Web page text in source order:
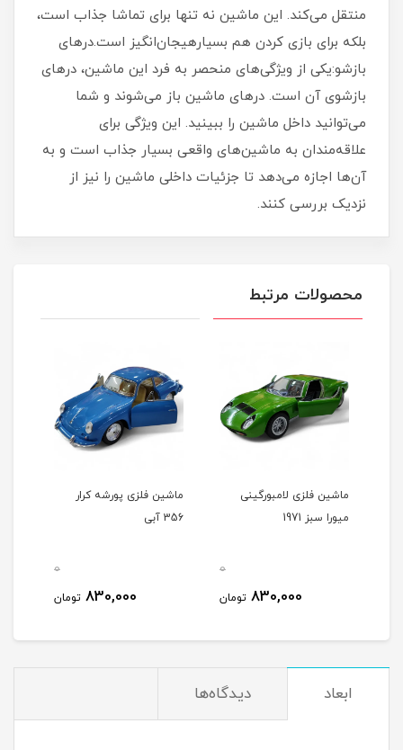
منتقل می‌کند. این ماشین نه تنها برای تماشا جذاب است،
بلکه برای بازی کردن هم بسیارهیجان‌انگیز است.درهای
بازشو:یکی از ویژگی‌های منحصر به فرد این ماشین، درهای
بازشوی آن است. درهای ماشین باز می‌شوند و شما
می‌توانید داخل ماشین را ببینید. این ویژگی برای
علاقه‌مندان به ماشین‌های واقعی بسیار جذاب است و به
آن‌ها اجازه می‌دهد تا جزئیات داخلی ماشین را نیز از
نزدیک بررسی کنند.
محصولات مرتبط
ماشین فلزی لامبورگینی
میورا سبز 1971
0
830,000 تومان
ماشین فلزی پورشه کرار
356 آبی
0
830,000 تومان
ابعاد دیدگاه‌ها